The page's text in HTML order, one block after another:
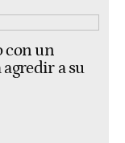
con un
a su